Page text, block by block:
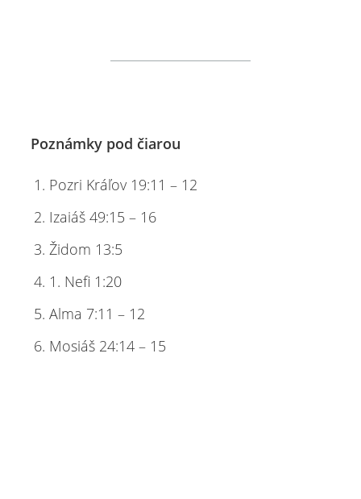
Poznámky pod čiarou
Pozri Kráľov 19:11 – 12
Izaiáš 49:15 – 16
Židom 13:5
1. Nefi 1:20
Alma 7:11 – 12
Mosiáš 24:14 – 15